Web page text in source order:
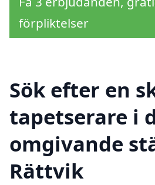
förpliktelser
Sök efter en
tapetserare i
omgivande
Rättvik